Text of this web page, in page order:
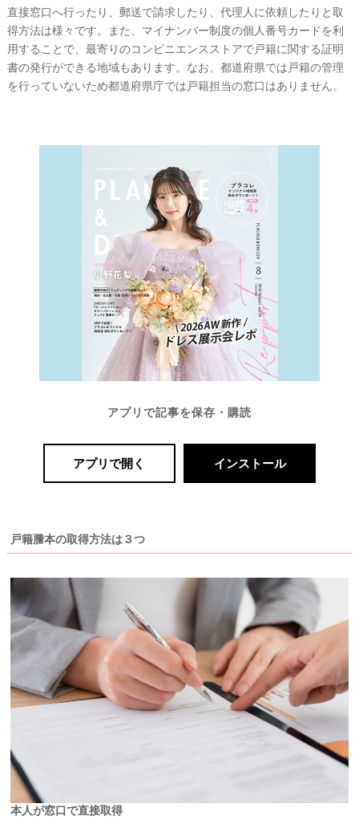
直接窓口へ行ったり、郵送で請求したり、代理人に依頼したりと取
得方法は様々です。また、マイナンバー制度の個人番号カードを利
用することで、最寄りのコンビニエンスストアで戸籍に関する証明
書の発行ができる地域もあります。なお、都道府県では戸籍の管理
を行っていないため都道府県庁では戸籍担当の窓口はありません。
アプリで記事を保存・購読
アプリで開く インストール
戸籍謄本の取得方法は３つ
本人が窓口で直接取得
L
E
&
D
R
E
S
S
イ
レ
h
e
c
ナ
グ
ナ
る